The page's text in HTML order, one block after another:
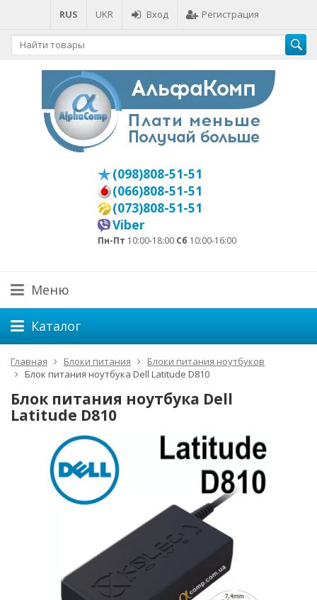
RUS UKR Вход Регистрация
(098)808-51-51
(066)808-51-51
(073)808-51-51
Viber
Пн-Пт 10:00-18:00 Сб 10:00-16:00
Меню
Каталог
Главная Блоки питания
Блоки питания ноутбуков
Блок питания ноутбука Dell Latitude D810
Блок питания ноутбука Dell
Latitude D810